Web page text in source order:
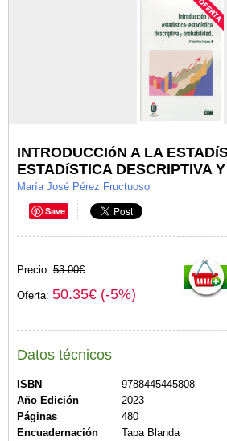
INTRODUCCIóN A LA
ESTADíSTICA DESCRIPTIVA
María José Pérez Fructuoso
Save
Precio: 53.00€
Oferta: 50.35€ (-5%)
Datos técnicos
ISBN
9788445445808
Año Edición
2023
Páginas
480
Encuadernación
Tapa Blanda